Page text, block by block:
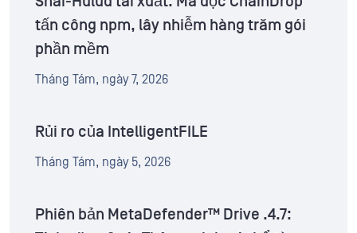
tấn công npm, lây nhiễm hàng trăm gói
phần mềm
Tháng Tám, ngày 7, 2026
Rủi ro của IntelligentFILE
Tháng Tám, ngày 5, 2026
Phiên bản MetaDefender™ Drive .4.7: